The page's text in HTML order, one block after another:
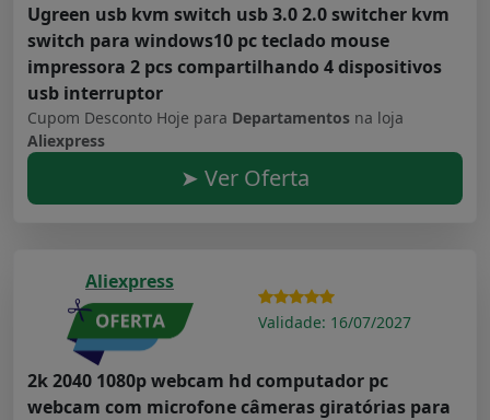
Ugreen usb kvm switch usb 3.0 2.0 switcher kvm
switch para windows10 pc teclado mouse
impressora 2 pcs compartilhando 4 dispositivos
usb interruptor
Cupom Desconto Hoje para Departamentos na loja
Aliexpress
➤ Ver Oferta
Aliexpress
Validade: 16/07/2027
2k 2040 1080p webcam hd computador pc
webcam com microfone câmeras giratórias para